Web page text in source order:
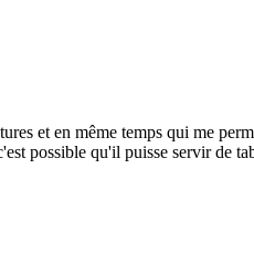
et en même temps qui me
possible qu'il puisse servir de